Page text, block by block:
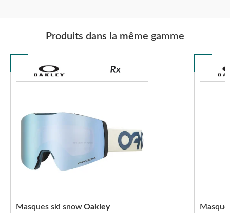
Produits dans la même gamme
Masques ski snowOakley